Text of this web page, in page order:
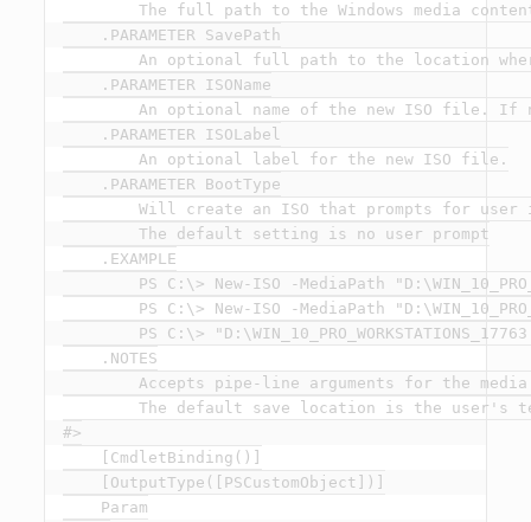
The full path to the Windows media
    .PARAMETER SavePath
An optional full path to the location
    .PARAMETER ISOName
An optional name of the new ISO file.
    .PARAMETER ISOLabel
        An optional label for the new ISO file.
    .PARAMETER BootType
Will create an ISO that prompts for
        The default setting is no user prompt
    .EXAMPLE
PS C:\> New-ISO -MediaPath
PS C:\> New-ISO -MediaPath
PS C:\>
    .NOTES
Accepts pipe-line arguments for the
The default save location is the user's
#>
    [CmdletBinding()]
    [OutputType([PSCustomObject])]
    Param